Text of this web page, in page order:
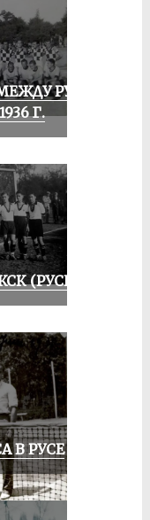
РУСЕ
Г.
(РУСЕ)
В РУСЕ